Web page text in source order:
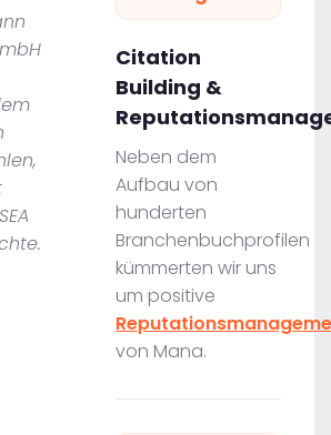
Citation
Building &
Neben dem
Aufbau von
hunderten
Branchenbuchprofilen
kümmerten wir uns
um positive
von Mana.